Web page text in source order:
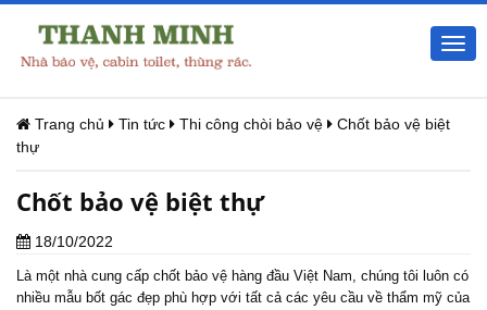
Trang chủ Tin tức Thi công chòi bảo vệ
Chốt bảo vệ biệt
thự
Chốt bảo vệ biệt thự
18/10/2022
Là một nhà cung cấp chốt bảo vệ hàng đầu Việt Nam, chúng tôi luôn có
nhiều mẫu bốt gác đẹp phù hợp với tất cả các yêu cầu về thẩm mỹ của